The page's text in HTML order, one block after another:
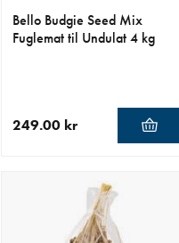
Bello Budgie Seed Mix
Fuglemat til Undulat 4 kg
249.00 kr